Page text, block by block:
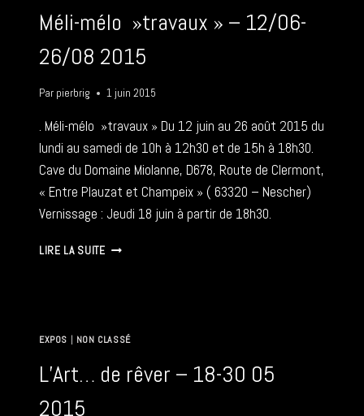
10
2015
Méli-mélo »travaux » – 12/06-
26/08 2015
Par pierbrig 1 juin 2015
. Méli-mélo »travaux » Du 12 juin au 26 août 2015 du
lundi au samedi de 10h à 12h30 et de 15h à 18h30.
Cave du Domaine Miolanne, D678, Route de Clermont,
« Entre Plauzat et Champeix » ( 63320 – Nescher)
Vernissage : Jeudi 18 juin à partir de 18h30.
LIRE LA SUITEMÉLI-
26/08
EXPOS | NON CLASSÉ
L’Art… de rêver – 18-30 05
2015